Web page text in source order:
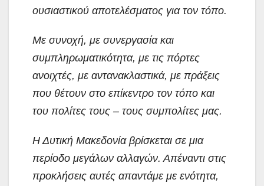
ουσιαστικού αποτελέσματος για τον τόπο.
Με συνοχή, με συνεργασία και
συμπληρωματικότητα, με τις πόρτες
ανοιχτές, με αντανακλαστικά, με πράξεις
που θέτουν στο επίκεντρο τον τόπο και
του πολίτες τους – τους συμπολίτες μας.
Η Δυτική Μακεδονία βρίσκεται σε μια
περίοδο μεγάλων αλλαγών. Απέναντι στις
προκλήσεις αυτές απαντάμε με ενότητα,